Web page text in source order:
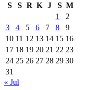
S
S R K J S M
1
2
3
4 5 6 7 8
9
10 11 12 13 14 15 16
17 18 19 20 21 22 23
24 25 26 27 28 29 30
31
« Jul